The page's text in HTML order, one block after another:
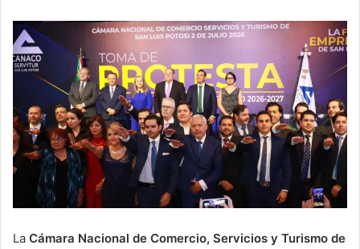
La Cámara Nacional de Comercio, Servicios y Turismo de